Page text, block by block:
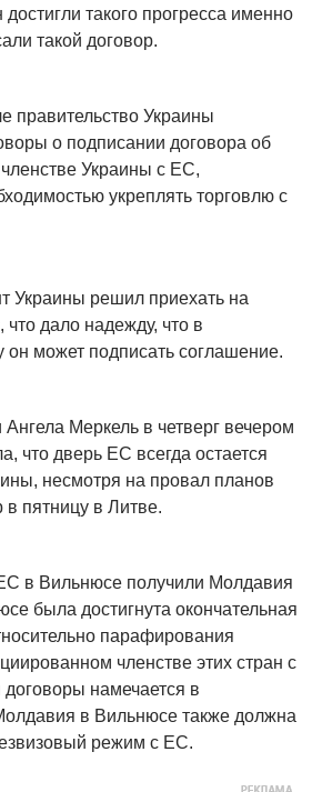
такого прогресса именно
такой договор.
правительство Украины
о подписании договора об
Украины с ЕС,
укреплять торговлю с
Украины решил приехать на
дало надежду, что в
может подписать соглашение.
Меркель в четверг вечером
что дверь ЕС всегда остается
несмотря на провал планов
в пятницу в Литве.
в Вильнюсе получили Молдавия
была достигнута окончательная
парафирования
членстве этих стран с
намечается в
в Вильнюсе также должна
режим с ЕС.